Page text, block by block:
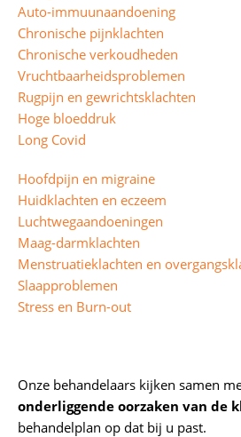
Auto-immuunaandoening
Chronische pijnklachten
Chronische verkoudheden
Vruchtbaarheidsproblemen
Rugpijn en gewrichtsklachten
Hoge bloeddruk
Long Covid
Hoofdpijn en migraine
Huidklachten en eczeem
Luchtwegaandoeningen
Maag-darmklachten
Menstruatieklachten en
Slaapproblemen
Stress en Burn-out
Onze behandelaars kijken samen
onderliggende oorzaken van de
behandelplan op dat bij u past.